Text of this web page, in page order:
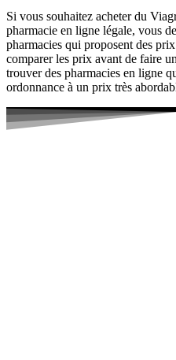
Si vous souhaitez acheter du
pharmacie en ligne légale, vous
pharmacies qui proposent des
comparer les prix avant de faire
trouver des pharmacies en ligne
ordonnance à un prix très